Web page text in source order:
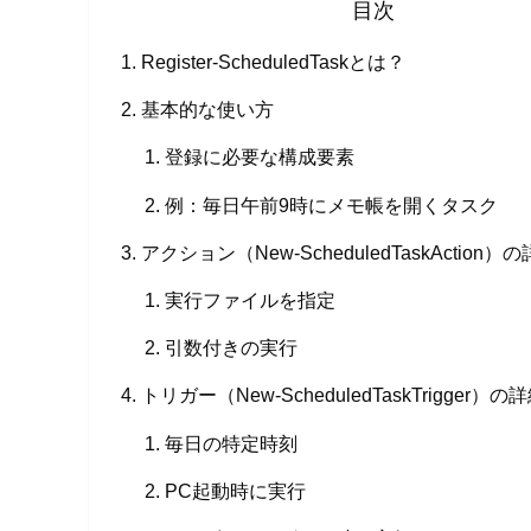
目次
Register-ScheduledTaskとは？
基本的な使い方
登録に必要な構成要素
例：毎日午前9時にメモ帳を開くタスク
アクション（New-ScheduledTaskAction）の
実行ファイルを指定
引数付きの実行
トリガー（New-ScheduledTaskTrigger）の詳
毎日の特定時刻
PC起動時に実行